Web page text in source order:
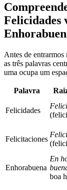
Felicidades
Antes de entrarmos
as três palavras
uma ocupa um
Palavra
Felicidades
Felicitaciones
Enhorabuena
En
boa